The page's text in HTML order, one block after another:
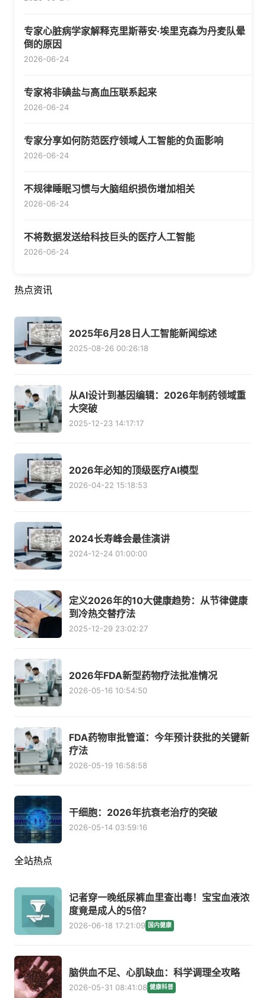
专家心脏病学家解释克里斯蒂安·埃里克森为丹麦队晕
倒的原因
2026-06-24
专家将非碘盐与高血压联系起来
2026-06-24
专家分享如何防范医疗领域人工智能的负面影响
2026-06-24
不规律睡眠习惯与大脑组织损伤增加相关
2026-06-24
不将数据发送给科技巨头的医疗人工智能
2026-06-24
热点资讯
2025年6月28日人工智能新闻综述
2025-08-26 00:26:18
从AI设计到基因编辑：2026年制药领域重
大突破
2025-12-23 14:17:17
2026年必知的顶级医疗AI模型
2026-04-22 15:18:53
2024长寿峰会最佳演讲
2024-12-24 01:00:00
定义2026年的10大健康趋势：从节律健康
到冷热交替疗法
2025-12-29 23:02:27
2026年FDA新型药物疗法批准情况
2026-05-16 10:54:50
FDA药物审批管道：今年预计获批的关键新
疗法
2026-05-19 16:58:58
干细胞：2026年抗衰老治疗的突破
2026-05-14 03:59:16
全站热点
记者穿一晚纸尿裤血里查出毒！宝宝血液浓
度竟是成人的5倍？
2026-06-18 17:21:09 国内健康
脑供血不足、心肌缺血：科学调理全攻略
2026-05-31 08:41:08 健康科普